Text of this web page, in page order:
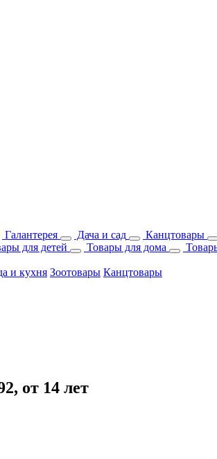
Галантерея Дача и сад Канцтовары
для детей Товары для дома
и кухня Зоотовары Канцтовары
от 14 лет